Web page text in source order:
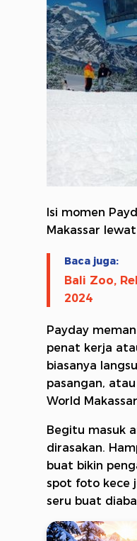
Isi momen
Makassar
Baca juga:
Bali Zoo,
2024
Payday
penat kerja
biasanya
pasangan,
World
Begitu masuk
dirasakan.
buat bikin
spot foto kece
seru buat